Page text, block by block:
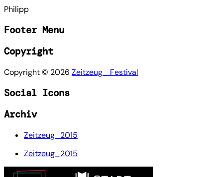
Philipp
Footer Menu
Copyright
Copyright © 2026 Zeitzeug_ Festival
Social Icons
Archiv
Zeitzeug_2015
Zeitzeug_2015